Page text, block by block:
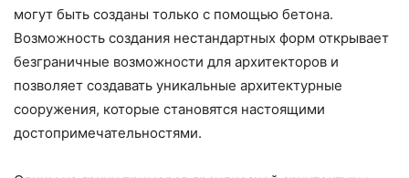
могут быть созданы только с помощью бетона.
Возможность создания нестандартных форм открывает
безграничные возможности для архитекторов и
позволяет создавать уникальные архитектурные
сооружения, которые становятся настоящими
достопримечательностями.